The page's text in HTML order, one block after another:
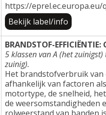
https://eprel.ec.europa.eu/
Bekijk label/info
BRANDSTOF-EFFICIËNTIE:
5 klassen van A (het
zuinig).
Het brandstofverbruik van
afhankelijk van factoren
motortype, de snelheid,
de weersomstandigheden